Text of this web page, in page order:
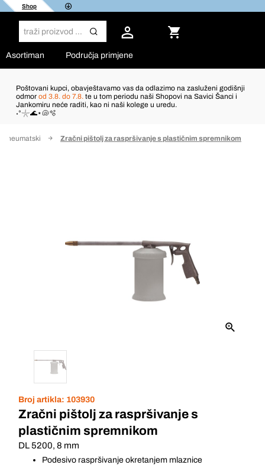
Shop
Asortiman Područja primjene
Poštovani kupci, obavještavamo vas da odlazimo na zasluženi godišnji
odmor od 3.8. do 7.8. te u tom periodu naši Shopovi na Savici Šanci i
Jankomiru neće raditi, kao ni naši kolege u uredu.
˖°𓇼🌊⋆🐚🫧
pneumatski Zračni pištolj za raspršivanje s plastičnim spremnikom
Broj artikla: 103930
Zračni pištolj za raspršivanje s
plastičnim spremnikom
DL 5200, 8 mm
Podesivo raspršivanje okretanjem mlaznice